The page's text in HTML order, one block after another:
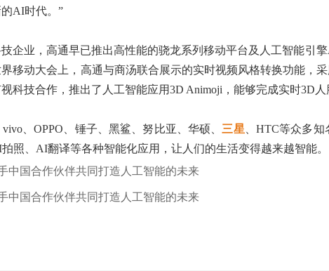
AI时代。”
业，高通早已推出高性能的骁龙系列移动平台及人工智能引
移动大会上，高通与商汤联合展示的实时视频风格转换功能，
科技合作，推出了人工智能应用3D Animoji，能够完成实时3D
vivo、OPPO、锤子、黑鲨、努比亚、华硕、 三星 、HTC等众多
照、AI翻译等各种智能化应用，让人们的生活变得越来越智能。
中国合作伙伴共同打造人工智能的未来
中国合作伙伴共同打造人工智能的未来